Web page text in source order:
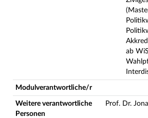
ab
Modulverantwortliche/r
Weitere verantwortliche
Personen
Prof. Dr.